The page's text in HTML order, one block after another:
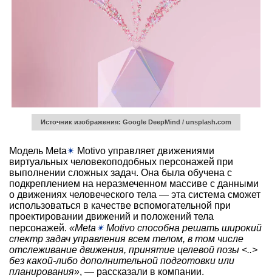
Источник изображения: Google DeepMind / unsplash.com
Модель Meta✴ Motivo управляет движениями
виртуальных человекоподобных персонажей при
выполнении сложных задач. Она была обучена с
подкреплением на неразмеченном массиве с данными
о движениях человеческого тела — эта система сможет
использоваться в качестве вспомогательной при
проектировании движений и положений тела
персонажей. «Meta✴Motivo способна решать широкий
спектр задач управления всем телом, в том числе
отслеживание движения, принятие целевой позы <..>
без какой-либо дополнительной подготовки или
планирования», — рассказали в компании.